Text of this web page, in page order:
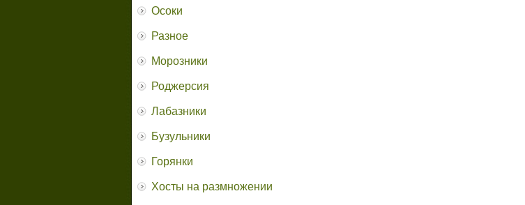
Осоки
Разное
Морозники
Роджерсия
Лабазники
Бузульники
Горянки
Хосты на размножении